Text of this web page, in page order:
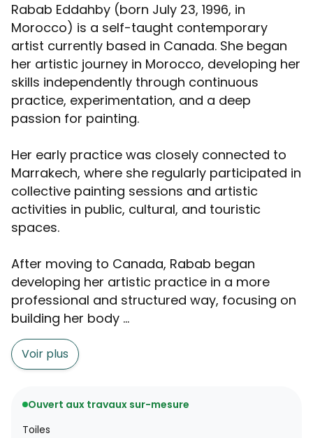
Rabab Eddahby (born July 23, 1996, in
Morocco) is a self-taught contemporary
artist currently based in Canada. She began
her artistic journey in Morocco, developing her
skills independently through continuous
practice, experimentation, and a deep
passion for painting.
Her early practice was closely connected to
Marrakech, where she regularly participated in
collective painting sessions and artistic
activities in public, cultural, and touristic
spaces.
After moving to Canada, Rabab began
developing her artistic practice in a more
professional and structured way, focusing on
building her body ...
Voir plus
Ouvert aux travaux sur-mesure
Toiles